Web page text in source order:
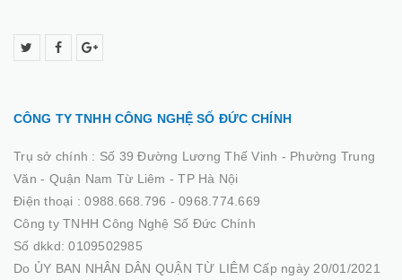
CÔNG TY TNHH CÔNG NGHỆ SỐ ĐỨC CHÍNH
Trụ sở chính : Số 39 Đường Lương Thế Vinh - Phường Trung
Văn - Quận Nam Từ Liêm - TP Hà Nội
Điện thoại :0988.668.796 - 0968.774.669
Công ty TNHH Công Nghệ Số Đức Chính
Số dkkd: 0109502985
Do ỦY BAN NHÂN DÂN QUẬN TỪ LIÊM Cấp ngày 20/01/2021